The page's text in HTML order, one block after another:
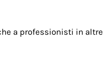
a professionisti in altre